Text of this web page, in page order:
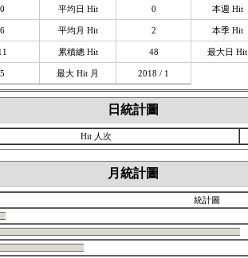
0 平均日 Hit 0 本週 Hit
6 平均月 Hit 2 本季 Hit
累積總 Hit 48 最大日 Hit
5 最大 Hit 月 2018 / 1
日統計圖
Hit 人次
月統計圖
統計圖